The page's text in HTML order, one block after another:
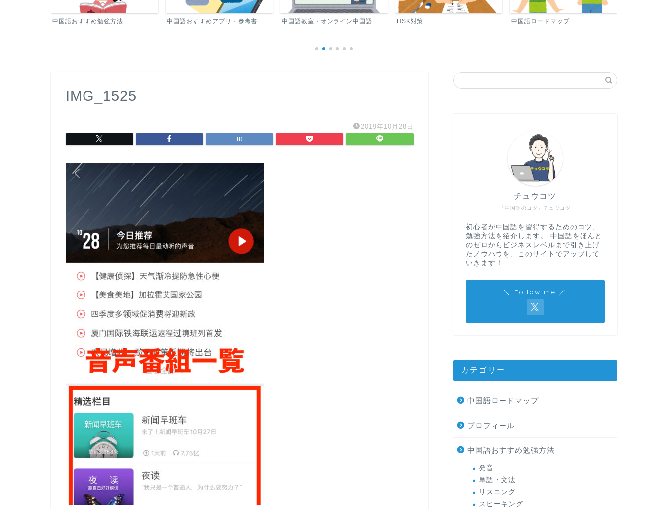
中国語おすすめアプリ・参考書 中国語教室・オンライン中国語 HSK対策 中国語ロードマップ プロフィール
IMG_1525
2019年10月28日
「中国語のコツ」チュウコツ
チュウコツ
初心者が中国語を習得するためのコツ、
勉強方法を紹介します。 中国語をほんと
のゼロからビジネスレベルまで引き上げ
たノウハウを、このサイトでアップして
いきます！
＼ Follow me ／
カテゴリー
中国語ロードマップ
プロフィール
中国語おすすめ勉強方法
発音
単語・文法
リスニング
スピーキング